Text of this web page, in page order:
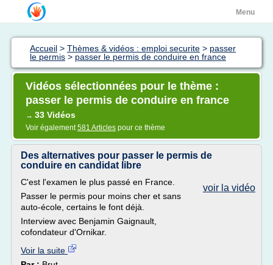
Menu
Accueil > Thèmes & vidéos : emploi securite > passer
le permis > passer le permis de conduire en france
Vidéos sélectionnées pour le thème :
passer le permis de conduire en france
→ 33 Vidéos
Voir également581 Articles pour ce thème
Des alternatives pour passer le permis de
conduire en candidat libre
voir la vidéo
C'est l'examen le plus passé en France.
Passer le permis pour moins cher et sans
auto-école, certains le font déjà.
Interview avec Benjamin Gaignault,
cofondateur d'Ornikar.
Voir la suite